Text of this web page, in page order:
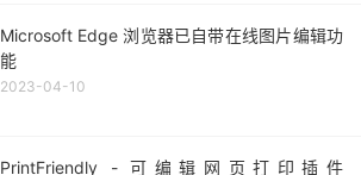
Microsoft Edge 浏览器已自带在线图片编辑功
能
2023-04-10
PrintFriendly - 可编辑网页打印插件